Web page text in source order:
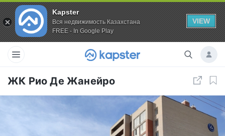
Kapster
Вся недвижимость Казахстана
FREE - In Google Play
VIEW
ЖК Рио Де Жанейро